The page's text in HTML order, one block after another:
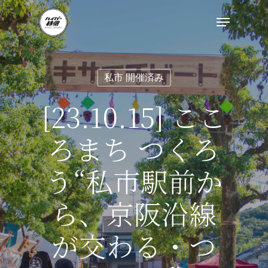
私市 開催済み
[23.10.15] ここ
ろまち つくろ
う“私市駅前か
ら、京阪沿線
が交わる・つ